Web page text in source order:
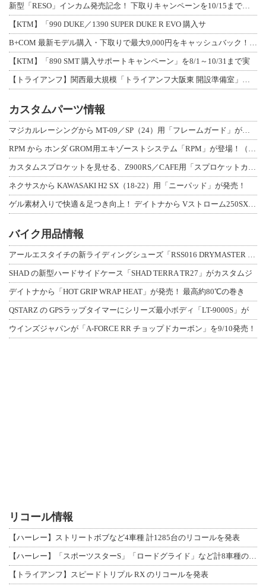
新型「RESO」インカム発売記念！ 下取りキャンペーンを10/15まで延長して開
【KTM】「990 DUKE／1390 SUPER DUKE R EVO 購入サ
B+COM 最新モデル購入・下取りで最大9,000円をキャッシュバック！「B+F
【KTM】「890 SMT 購入サポートキャンペーン」を8/1～10/31まで実
【トライアンフ】関西最大規模「トライアンフ大阪東 開設準備室」がオープン！ 限定
カスタムパーツ情報
マジカルレーシングから MT-09／SP（24）用「フレームガード」が登場！
RPM から ホンダ GROM用エキゾーストシステム「RPM」が登場！（動画あり
カスタムスプロケットを見せる、Z900RS／CAFE用「スプロケットカバーフルキ
ネクサスから KAWASAKI H2 SX（18-22）用「ニーパッド」が発売！
ゲル素材入りで快適＆足つき向上！ デイトナから Vストローム250SX用「快適ロ
バイク用品情報
アールエスタイチの新ライディングシューズ「RSS016 DRYMASTER スト
SHAD の新型ハードサイドケース「SHAD TERRA TR27」がカスタムジ
デイトナから「HOT GRIP WRAP HEAT」が発売！ 最高約80℃の巻き
QSTARZ の GPSラップタイマーにシリーズ最小ボディ「LT-9000S」が
ウインズジャパンが「A-FORCE RR チョップドカーボン」を9/10発売！
リコール情報
【ハーレー】ストリートボブなど4車種 計1285台のリコールを発表
【ハーレー】「スポーツスターS」「ロードグライド」など計8車種のリコールを発表
【トライアンフ】スピードトリプル RX のリコールを発表